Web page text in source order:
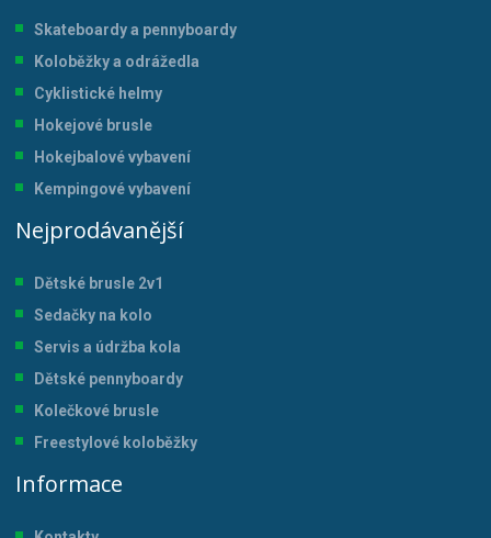
Skateboardy a pennyboardy
Koloběžky a odrážedla
Cyklistické helmy
Hokejové brusle
Hokejbalové vybavení
Kempingové vybavení
Nejprodávanější
Dětské brusle 2v1
Sedačky na kolo
Servis a údržba kola
Dětské pennyboardy
Kolečkové brusle
Freestylové koloběžky
Informace